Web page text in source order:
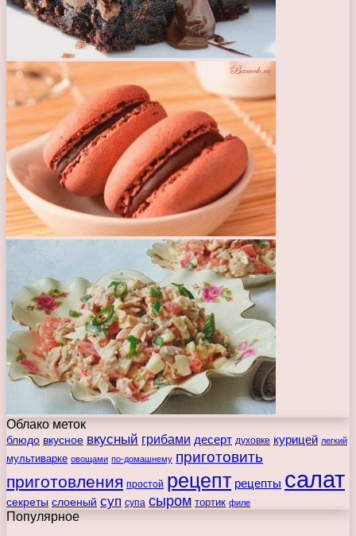
Облако меток
блюдо вкусное вкусный грибами десерт духовке курицей легкий
мультиварке овощами по-домашнему приготовить
приготовления простой рецепт рецепты салат
секреты слоеный суп супа сыром тортик филе
Популярное